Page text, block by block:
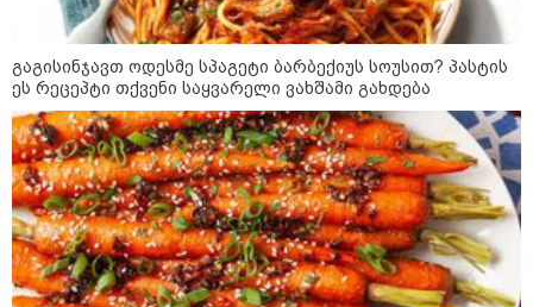
ინტერნეტში ამაღელვებელი
კადრები ვრცელდება - როგორ
გადაარჩინა 56 წლის კაცმა
ბავშვები აბობოქრებულ ზღვაში
დახრჩობას
კატეგორიის ყველა სიახლე
გაგისინჯავთ ოდესმე სპაგეტი ბარბექიუს სოუსით? პასტის
ეს რეცეპტი თქვენი საყვარელი ვახშამი გახდება